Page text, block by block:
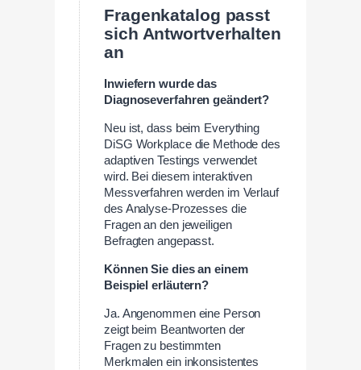
Fragenkatalog passt
sich Antwortverhalten
an
Inwiefern wurde das
Diagnoseverfahren geändert?
Neu ist, dass beim Everything
DiSG Workplace die Methode des
adaptiven Testings verwendet
wird. Bei diesem interaktiven
Messverfahren werden im Verlauf
des Analyse-Prozesses die
Fragen an den jeweiligen
Befragten angepasst.
Können Sie dies an einem
Beispiel erläutern?
Ja. Angenommen eine Person
zeigt beim Beantworten der
Fragen zu bestimmten
Merkmalen ein inkonsistentes